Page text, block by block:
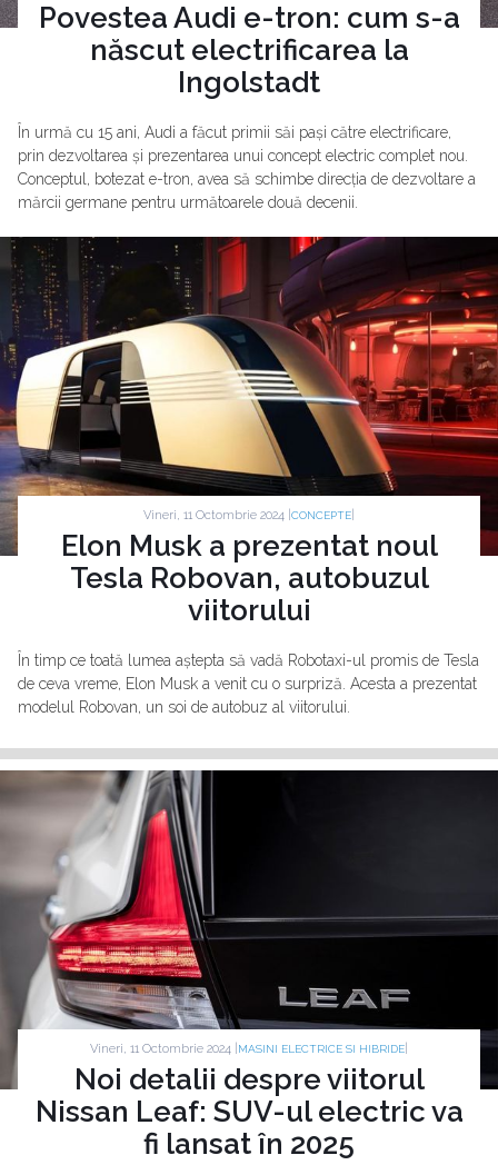
Povestea Audi e-tron: cum s-a
născut electrificarea la
Ingolstadt
În urmă cu 15 ani, Audi a făcut primii săi pași către electrificare,
prin dezvoltarea și prezentarea unui concept electric complet nou.
Conceptul, botezat e-tron, avea să schimbe direcția de dezvoltare a
mărcii germane pentru următoarele două decenii.
Vineri, 11 Octombrie 2024 | CONCEPTE
Elon Musk a prezentat noul
Tesla Robovan, autobuzul
viitorului
În timp ce toată lumea aștepta să vadă Robotaxi-ul promis de Tesla
de ceva vreme, Elon Musk a venit cu o surpriză. Acesta a prezentat
modelul Robovan, un soi de autobuz al viitorului.
Vineri, 11 Octombrie 2024 | MASINI ELECTRICE SI HIBRIDE
Noi detalii despre viitorul
Nissan Leaf: SUV-ul electric va
fi lansat în 2025